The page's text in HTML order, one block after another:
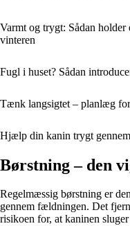
Varmt og trygt: Sådan
vinteren
Fugl i huset? Sådan
Tænk langsigtet – planlæg
Hjælp din kanin trygt
Børstning – den
Regelmæssig børstning er
gennem fældningen. Det
risikoen for, at kaninen